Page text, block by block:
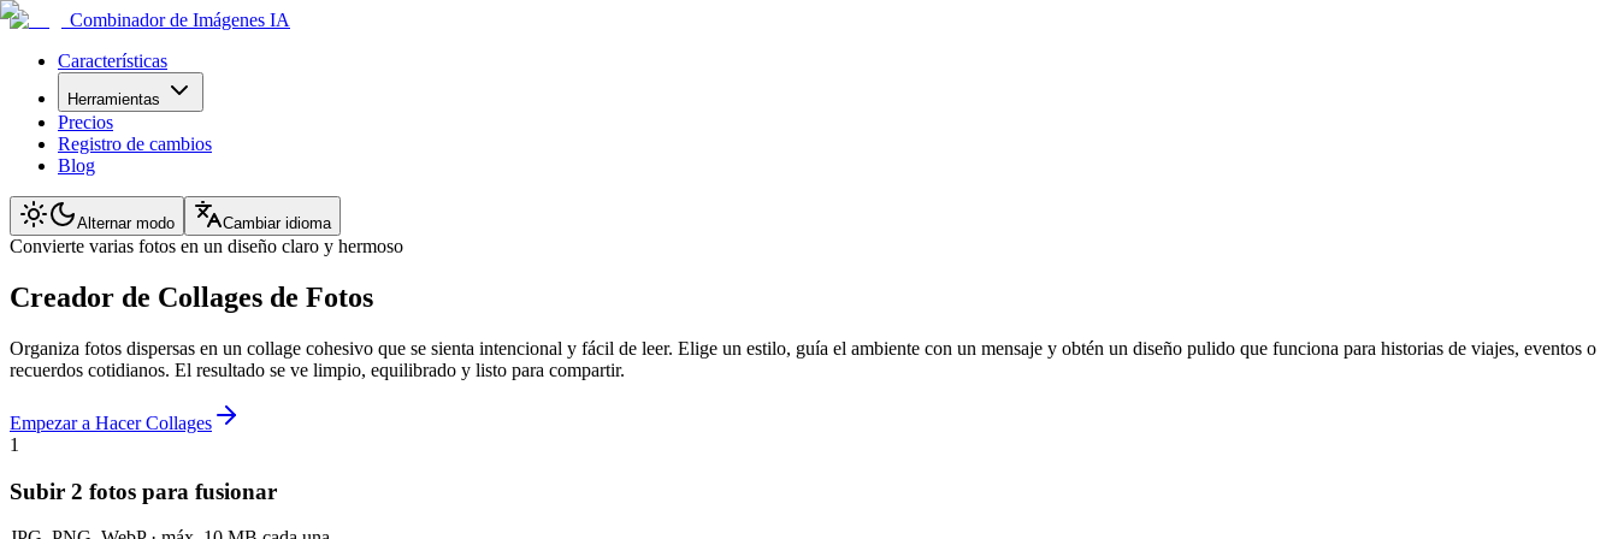
Combinador de Imágenes IA
Características
Herramientas
Precios
Registro de cambios
Blog
Alternar modo Cambiar idioma
Convierte varias fotos en un diseño claro y hermoso
Creador de Collages de Fotos
Organiza fotos dispersas en un collage cohesivo que se sienta intencional y fácil de leer. Elige un estilo, guía el ambiente con un mensaje y obtén un diseño pulido que funciona para historias de viajes, eventos o
recuerdos cotidianos. El resultado se ve limpio, equilibrado y listo para compartir.
Empezar a Hacer Collages
1
Subir 2 fotos para fusionar